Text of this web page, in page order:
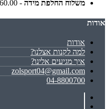
משלוח החלפת מידה - ₪60.00
אודות
אודות
למה לקנות אצלנו?
איך מגיעים אלינו?
zolsport04@gmail.com
04-8800700